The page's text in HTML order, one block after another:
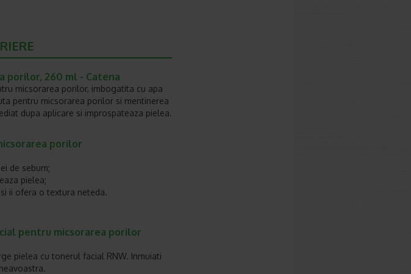
porilor, 260 ml - Catena
micsorarea porilor, imbogatita cu apa
pentru micsorarea porilor si mentinerea
dupa aplicare si improspateaza pielea.
porilor
de sebum;
pielea;
ii ofera o textura neteda.
pentru micsorarea porilor
pielea cu tonerul facial RNW. Inmuiati